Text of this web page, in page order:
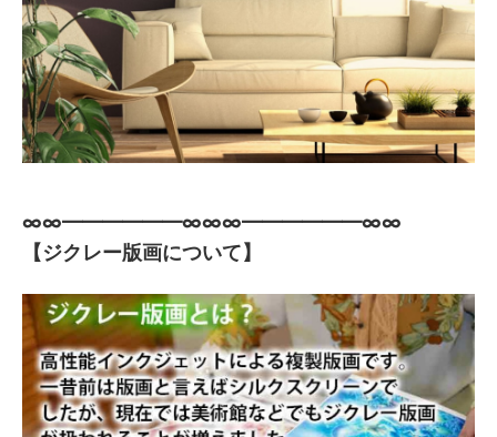
∞∞━━━━━━∞∞∞━━━━━━∞∞
【ジクレー版画について】